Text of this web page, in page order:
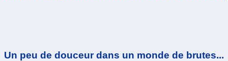
Un peu de douceur dans un monde de brutes...